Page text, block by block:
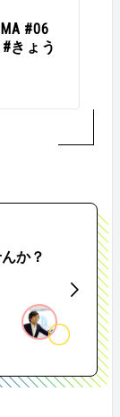
ので、で
。女子は
！ &nbsp;
きないこ
間を使え
ました。
不良で、
うに動け
。子供の
ーするイ
よかったと
に活きて
が高まり
結婚、育児
、それが
という
た気がし
ーの活用」
#06
きょう
か？